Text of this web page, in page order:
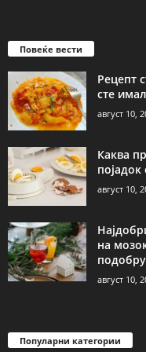
Повеќе вести
Рецепт
сте
август 10,
Каква
појадок
август 10,
на
август 10,
Популарни категории